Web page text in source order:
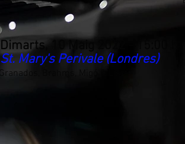
Granados, Brahms, Migó & Liszt
Dimarts, 10 Maig 2022 - 15:00 h
St. Mary's Perivale (Londres)